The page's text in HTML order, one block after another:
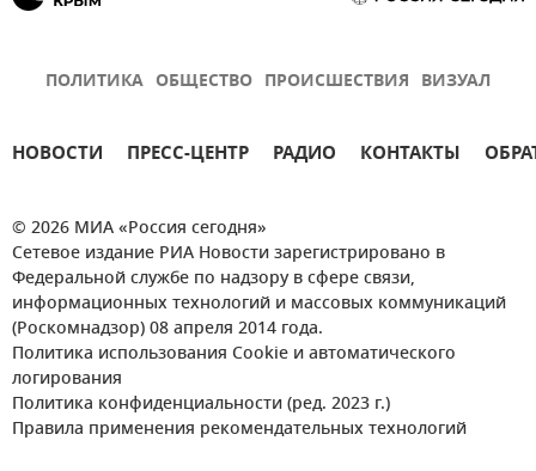
ПОЛИТИКА ОБЩЕСТВО ПРОИСШЕСТВИЯ ВИЗУАЛ
НОВОСТИ ПРЕСС-ЦЕНТР РАДИО КОНТАКТЫ
© 2026 МИА «Россия сегодня»
Сетевое издание РИА Новости зарегистрировано в
Федеральной службе по надзору в сфере связи,
информационных технологий и массовых коммуникаций
(Роскомнадзор) 08 апреля 2014 года.
Политика использования Cookie и автоматического
логирования
Политика конфиденциальности (ред. 2023 г.)
Правила применения рекомендательных технологий